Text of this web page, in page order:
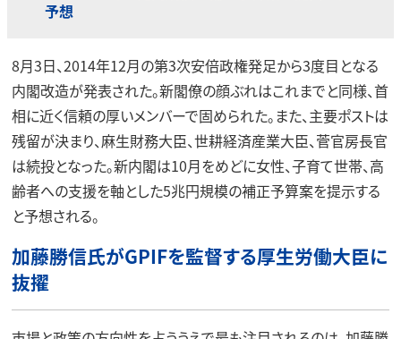
予想
8月3日、2014年12月の第3次安倍政権発足から3度目となる
内閣改造が発表された。新閣僚の顔ぶれはこれまでと同様、首
相に近く信頼の厚いメンバーで固められた。また、主要ポストは
残留が決まり、麻生財務大臣、世耕経済産業大臣、菅官房長官
は続投となった。新内閣は10月をめどに女性、子育て世帯、高
齢者への支援を軸とした5兆円規模の補正予算案を提示する
と予想される。
加藤勝信氏がGPIFを監督する厚生労働大臣に
抜擢